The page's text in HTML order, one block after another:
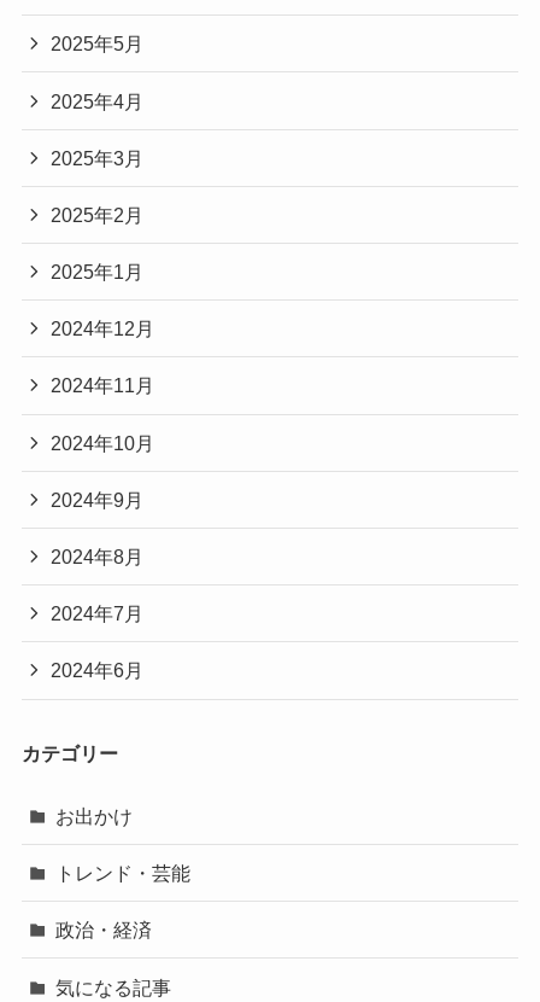
2025年5月
2025年4月
2025年3月
2025年2月
2025年1月
2024年12月
2024年11月
2024年10月
2024年9月
2024年8月
2024年7月
2024年6月
カテゴリー
お出かけ
トレンド・芸能
政治・経済
気になる記事